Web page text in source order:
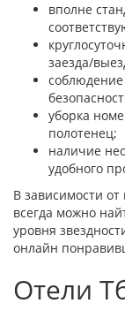
вполне
заезда/
уборка
полотенец;
наличие
удобного
В зависимости
всегда можно
уровня
онлайн
Отели